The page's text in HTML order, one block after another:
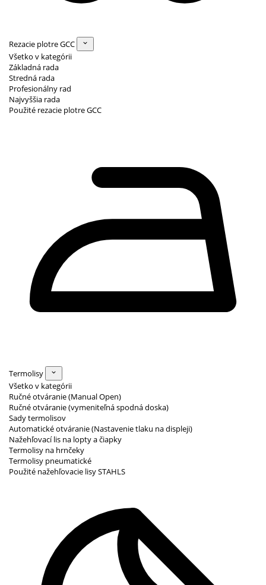
Rezacie plotre GCC
Všetko v kategórii
Základná rada
Stredná rada
Profesionálny rad
Najvyššia rada
Použité rezacie plotre GCC
Termolisy
Všetko v kategórii
Ručné otváranie (Manual Open)
Ručné otváranie (vymeniteľná spodná doska)
Sady termolisov
Automatické otváranie (Nastavenie tlaku na displeji)
Nažehľovací lis na lopty a čiapky
Termolisy na hrnčeky
Termolisy pneumatické
Použité nažehľovacie lisy STAHLS